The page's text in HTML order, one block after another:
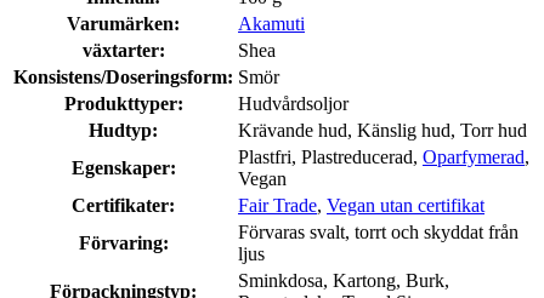
Varumärken:
Akamuti
växtarter:
Shea
Konsistens/Doseringsform: Smör
Produkttyper:
Hudvårdsoljor
Hudtyp:
Krävande hud, Känslig hud, Torr hud
Egenskaper:
Plastfri, Plastreducerad, Oparfymerad,
Vegan
Certifikater:
Fair Trade, Vegan utan certifikat
Förvaring:
Förvaras svalt, torrt och skyddat från
ljus
Förpackningstyp:
Sminkdosa, Kartong, Burk,